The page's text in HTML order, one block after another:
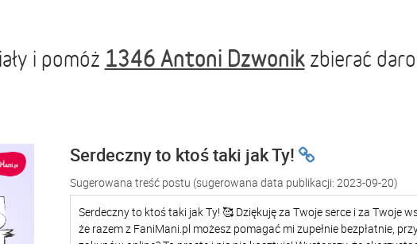
i pomóż 1346 Antoni Dzwonikzbierać
Serdeczny to ktoś taki jak Ty!
Sugerowana treść postu (sugerowana data publikacji: 2023-09-20)